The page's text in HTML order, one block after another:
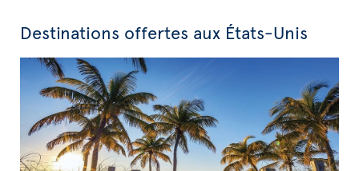
Destinations offertes aux États-Unis